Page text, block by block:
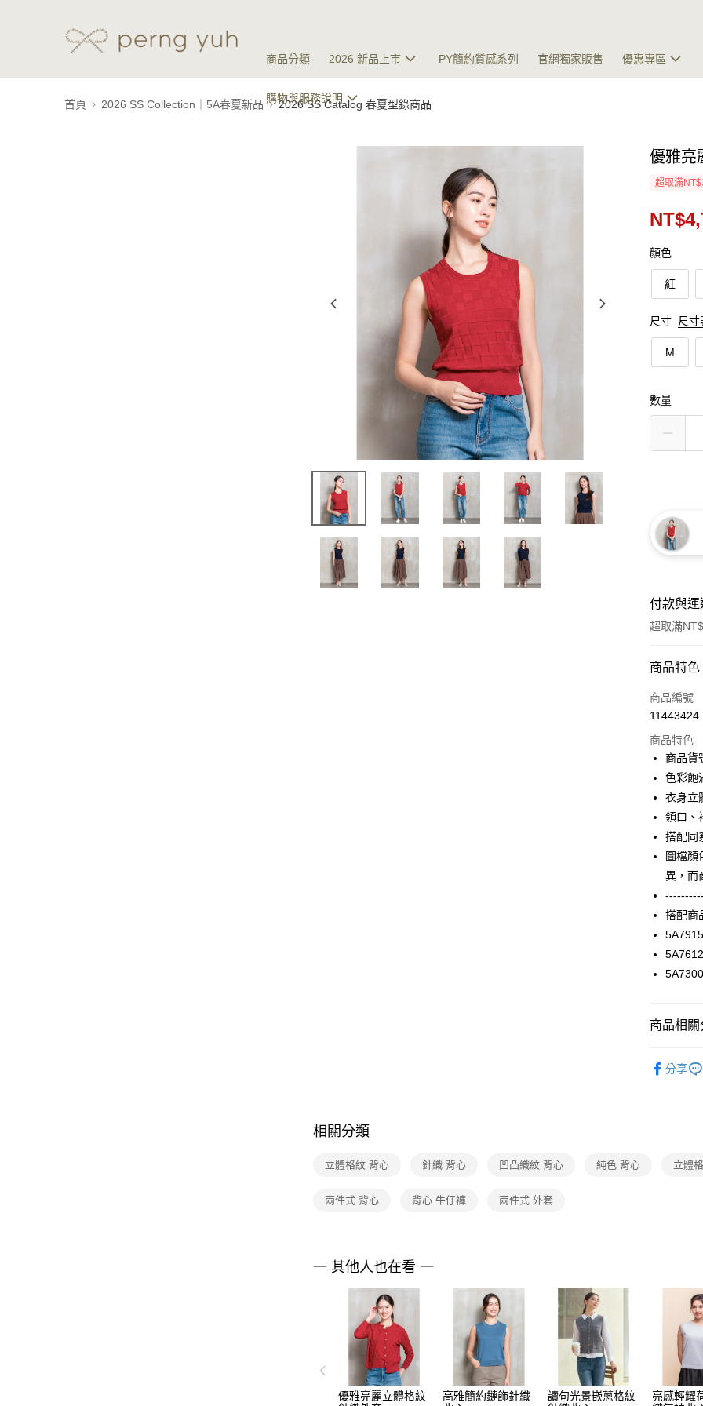
商品分類 2026 新品上市 PY簡約質感系列 官網獨家販售 優惠專區
購物與服務說明
首頁 2026 SS Collection｜5A春夏新品 2026 SS Catalog 春夏型錄商品
優雅亮
超取滿
顏色
紅
尺寸 尺寸
M
數量
付款與
超取滿
付款方式
信用卡一
3 期
合作金
華南商
國泰世
臺灣中
匯豐（
聯邦商
台新國
台灣樂
LINE Pay
街口支付
相關說明
【關於「
AFTEE先
便利好安
２．便利
３．安心
付」結帳
／ATM／
４．使用
即時審查
結果請求
５．嚴禁
形，恩沛
ATM付款
每筆
每筆
商品特色
商品編號
11443424
商品特色
商品貨
色彩飽
衣身立
領口、
搭配同
圖檔顏
異，而
搭配商
商品相關
品 分享
相關分類
立體格紋 背心 針織 背心 凹凸織紋 背心 純色 背心 立體
兩件式 背心 背心 牛仔褲 兩件式 外套
一 其他人也在看 一
優雅亮麗立體格紋
高雅簡約鏈飾針織
讀句光景嵌蔥格紋
亮感輕耀